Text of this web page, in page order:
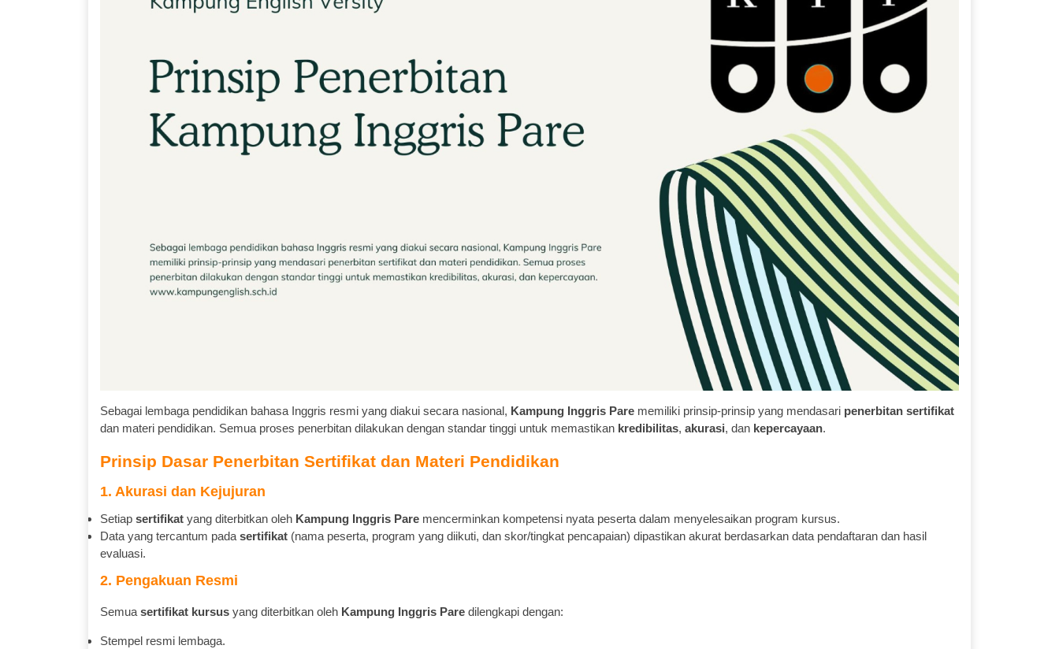
Sebagai lembaga pendidikan bahasa Inggris resmi yang diakui secara nasional, Kampung Inggris Pare memiliki prinsip-prinsip yang mendasari penerbitan sertifikat
dan materi pendidikan. Semua proses penerbitan dilakukan dengan standar tinggi untuk memastikan kredibilitas, akurasi, dan kepercayaan.
Prinsip Dasar Penerbitan Sertifikat dan Materi Pendidikan
1. Akurasi dan Kejujuran
Setiap sertifikat yang diterbitkan oleh Kampung Inggris Pare mencerminkan kompetensi nyata peserta dalam menyelesaikan program kursus.
Data yang tercantum pada sertifikat (nama peserta, program yang diikuti, dan skor/tingkat pencapaian) dipastikan akurat berdasarkan data pendaftaran dan hasil
evaluasi.
2. Pengakuan Resmi
Semua sertifikat kursus yang diterbitkan oleh Kampung Inggris Pare dilengkapi dengan:
Stempel resmi lembaga.